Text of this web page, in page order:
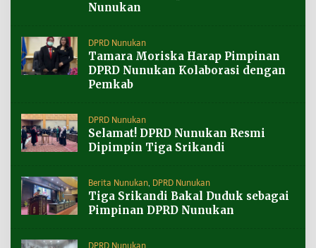
Nunukan
DPRD Nunukan
Tamara Moriska Harap Pimpinan
DPRD Nunukan Kolaborasi dengan
Pemkab
DPRD Nunukan
Selamat! DPRD Nunukan Resmi
Dipimpin Tiga Srikandi
Berita Nunukan DPRD Nunukan
Tiga Srikandi Bakal Duduk sebagai
Pimpinan DPRD Nunukan
DPRD Nunukan